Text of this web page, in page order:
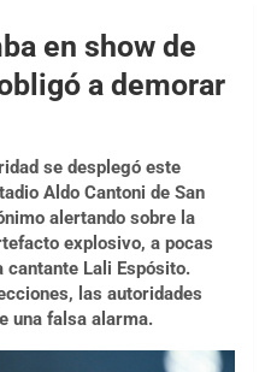
en show de
a demorar
se desplegó este
Aldo Cantoni de San
alertando sobre la
explosivo, a pocas
cantante Lali Espósito.
las autoridades
una falsa alarma.